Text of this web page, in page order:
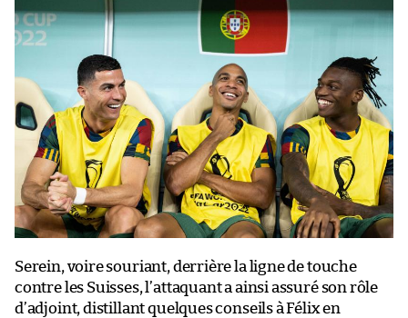
Serein, voire souriant, derrière la ligne de touche
contre les Suisses, l’attaquant a ainsi assuré son rôle
d’adjoint, distillant quelques conseils à Félix en